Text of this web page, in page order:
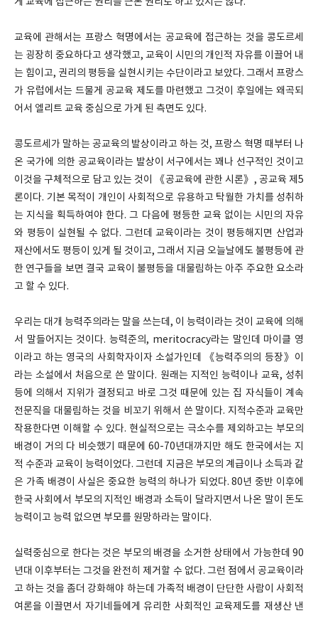
교육에 관해서는 프랑스 혁명에서는 공교육에 접근하는 것을 콩도르세
는 굉장히 중요하다고 생각했고, 교육이 시민의 개인적 자유를 이끌어 내
는 힘이고, 권리의 평등을 실현시키는 수단이라고 보았다. 그래서 프랑스
가 유럽에서는 드물게 공교육 제도를 마련했고 그것이 후일에는 왜곡되
어서 엘리트 교육 중심으로 가게 된 측면도 있다.
콩도르세가 말하는 공교육의 발상이라고 하는 것, 프랑스 혁명 때부터 나
온 국가에 의한 공교육이라는 발상이 서구에서는 꽤나 선구적인 것이고
이것을 구체적으로 담고 있는 것이 《공교육에 관한 시론》, 공교육 제5
론이다. 기본 목적이 개인이 사회적으로 유용하고 탁월한 가치를 성취하
는 지식을 획득하여야 한다. 그 다음에 평등한 교육 없이는 시민의 자유
와 평등이 실현될 수 없다. 그런데 교육이라는 것이 평등해지면 산업과
재산에서도 평등이 있게 될 것이고, 그래서 지금 오늘날에도 불평등에 관
한 연구들을 보면 결국 교육이 불평등을 대물림하는 아주 주요한 요소라
고 할 수 있다.
우리는 대개 능력주의라는 말을 쓰는데, 이 능력이라는 것이 교육에 의해
서 말들어지는 것이다. 능력준의, meritocracy라는 말인데 마이클 영
이라고 하는 영국의 사회학자이자 소설가인데 《능력주의의 등장》이
라는 소설에서 처음으로 쓴 말이다. 원래는 지적인 능력이나 교육, 성취
등에 의해서 지위가 결정되고 바로 그것 때문에 있는 집 자식들이 계속
전문직을 대물림하는 것을 비꼬기 위해서 쓴 말이다. 지적수준과 교육만
작용한다면 이해할 수 있다. 현실적으로는 극소수를 제외하고는 부모의
배경이 거의 다 비슷했기 때문에 60-70년대까지만 해도 한국에서는 지
적 수준과 교육이 능력이었다. 그런데 지금은 부모의 계급이나 소득과 같
은 가족 배경이 사실은 중요한 능력의 하나가 되었다. 80년 중반 이후에
한국 사회에서 부모의 지적인 배경과 소득이 달라지면서 나온 말이 돈도
능력이고 능력 없으면 부모를 원망하라는 말이다.
실력중심으로 한다는 것은 부모의 배경을 소거한 상태에서 가능한데 90
년대 이후부터는 그것을 완전히 제거할 수 없다. 그런 점에서 공교육이라
고 하는 것을 좀더 강화해야 하는데 가족적 배경이 단단한 사람이 사회적
여론을 이끌면서 자기네들에게 유리한 사회적인 교육제도를 재생산 낸